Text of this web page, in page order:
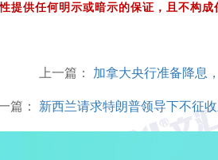
提供任何明示或暗示的保证，且不构
上一篇： 加拿大央行准备降息
篇： 新西兰请求特朗普领导下不征